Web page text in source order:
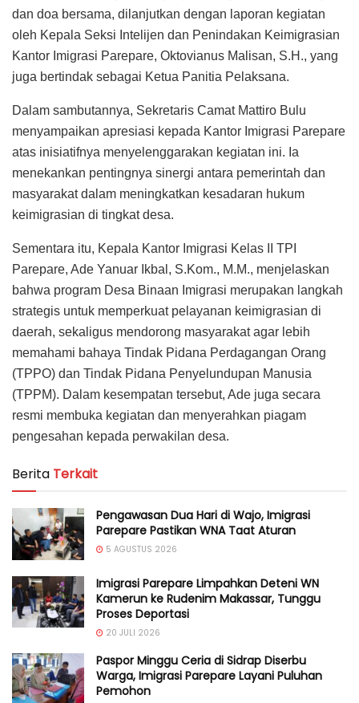
dan doa bersama, dilanjutkan dengan laporan kegiatan
oleh Kepala Seksi Intelijen dan Penindakan Keimigrasian
Kantor Imigrasi Parepare, Oktovianus Malisan, S.H., yang
juga bertindak sebagai Ketua Panitia Pelaksana.
Dalam sambutannya, Sekretaris Camat Mattiro Bulu
menyampaikan apresiasi kepada Kantor Imigrasi Parepare
atas inisiatifnya menyelenggarakan kegiatan ini. Ia
menekankan pentingnya sinergi antara pemerintah dan
masyarakat dalam meningkatkan kesadaran hukum
keimigrasian di tingkat desa.
Sementara itu, Kepala Kantor Imigrasi Kelas II TPI
Parepare, Ade Yanuar Ikbal, S.Kom., M.M., menjelaskan
bahwa program Desa Binaan Imigrasi merupakan langkah
strategis untuk memperkuat pelayanan keimigrasian di
daerah, sekaligus mendorong masyarakat agar lebih
memahami bahaya Tindak Pidana Perdagangan Orang
(TPPO) dan Tindak Pidana Penyelundupan Manusia
(TPPM). Dalam kesempatan tersebut, Ade juga secara
resmi membuka kegiatan dan menyerahkan piagam
pengesahan kepada perwakilan desa.
Berita Terkait
Pengawasan Dua Hari di Wajo, Imigrasi
Parepare Pastikan WNA Taat Aturan
5 AGUSTUS 2026
Imigrasi Parepare Limpahkan Deteni WN
Kamerun ke Rudenim Makassar, Tunggu
Proses Deportasi
20 JULI 2026
Paspor Minggu Ceria di Sidrap Diserbu
Warga, Imigrasi Parepare Layani Puluhan
Pemohon